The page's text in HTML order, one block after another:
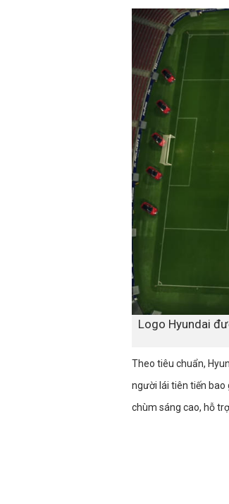
Logo Hyundai
Theo tiêu chuẩn,
người lái tiên tiến bao
chùm sáng cao, hỗ